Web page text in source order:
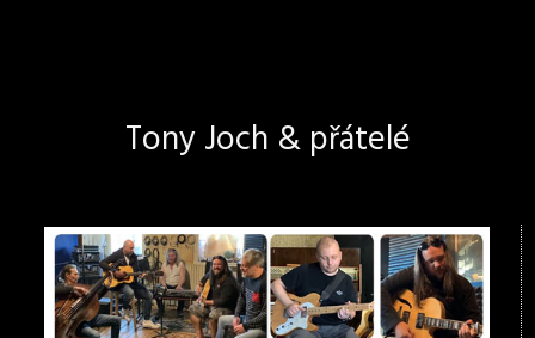
Tony Joch & přátelé